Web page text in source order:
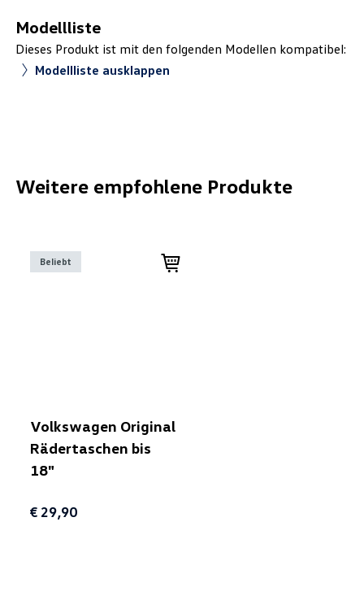
Modellliste
Dieses Produkt ist mit den folgenden Modellen kompatibel:
Modellliste ausklappen
Weitere empfohlene Produkte
Beliebt
Volkswagen Original
Rädertaschen bis
18"
€ 29,90